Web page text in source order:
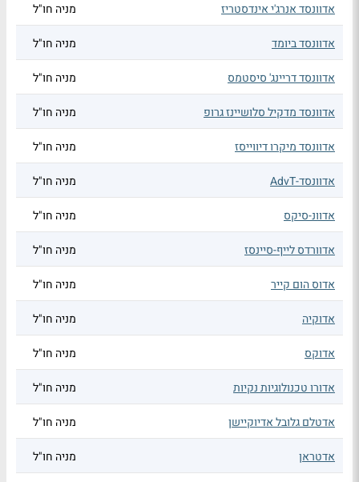
אדוונסד אנרג'י אינדסטריז מניה חו"ל
אדוונסד ביומד מניה חו"ל
אדוונסד דריינג' סיסטמס מניה חו"ל
אדוונסד מדקיל סלושיינז גרופ מניה חו"ל
אדוונסד מיקרו דיווייסז מניה חו"ל
אדוונסד-AdvT מניה חו"ל
אדוונ-סיקס מניה חו"ל
אדוורדס לייף-סיינסז מניה חו"ל
אדוס הום קייר מניה חו"ל
אדוקיה מניה חו"ל
אדוקס מניה חו"ל
אדורו טכנולוגיות נקיות מניה חו"ל
אדטלם גלובל אדיוקיישן מניה חו"ל
אדטראן מניה חו"ל